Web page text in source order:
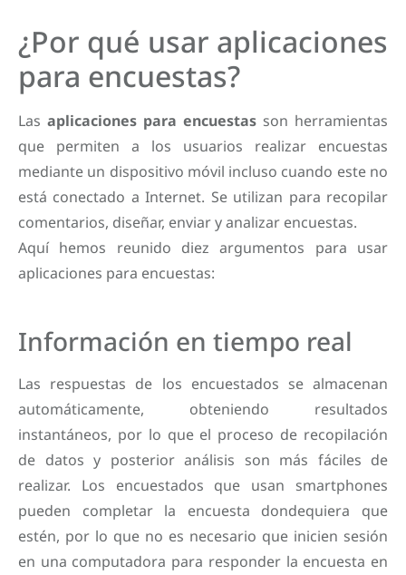
¿Por qué usar aplicaciones
para encuestas?
Las aplicaciones para encuestas son herramientas
que permiten a los usuarios realizar encuestas
mediante un dispositivo móvil incluso cuando este no
está conectado a Internet. Se utilizan para recopilar
comentarios, diseñar, enviar y analizar encuestas.
Aquí hemos reunido diez argumentos para usar
aplicaciones para encuestas:
Información en tiempo real
Las respuestas de los encuestados se almacenan
automáticamente, obteniendo resultados
instantáneos, por lo que el proceso de recopilación
de datos y posterior análisis son más fáciles de
realizar. Los encuestados que usan smartphones
pueden completar la encuesta dondequiera que
estén, por lo que no es necesario que inicien sesión
en una computadora para responder la encuesta en